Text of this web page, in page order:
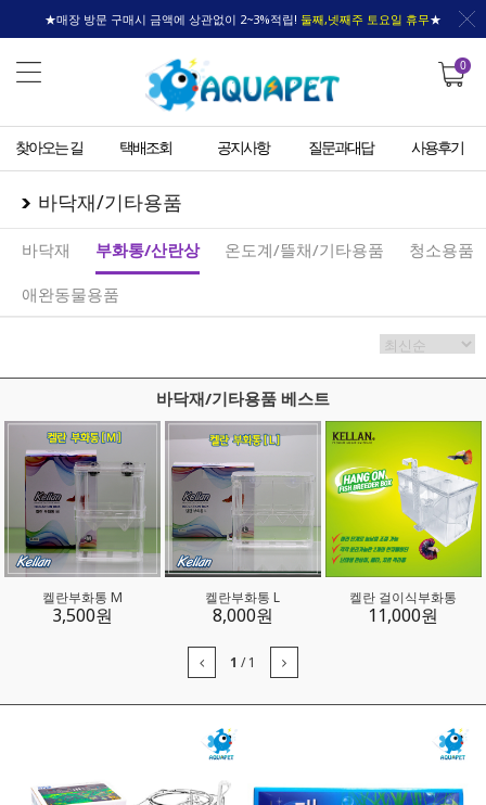
★매장 방문 구매시 금액에 상관없이 2~3%적립! 둘째,넷째주 토요일 휴무★
0
찾아오는 길 택배조회 공지사항 질문과대답 사용후기
바닥재/기타용품
바닥재 부화통/산란상 온도계/뜰채/기타용품 청소용품
애완동물용품
바닥재/기타용품 베스트
켈란부화통 M
3,500원
켈란부화통 L
8,000원
켈란 걸이식부화통
11,000원
1 /1